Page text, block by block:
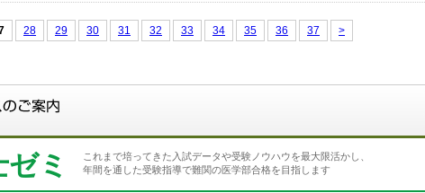
28 29 30 31 32 33 34 35 36 37 >
ミ
これまで培ってきた入試データや受験ノウハウを最大限活かし、
年間を通した受験指導で難関の医学部合格を目指します